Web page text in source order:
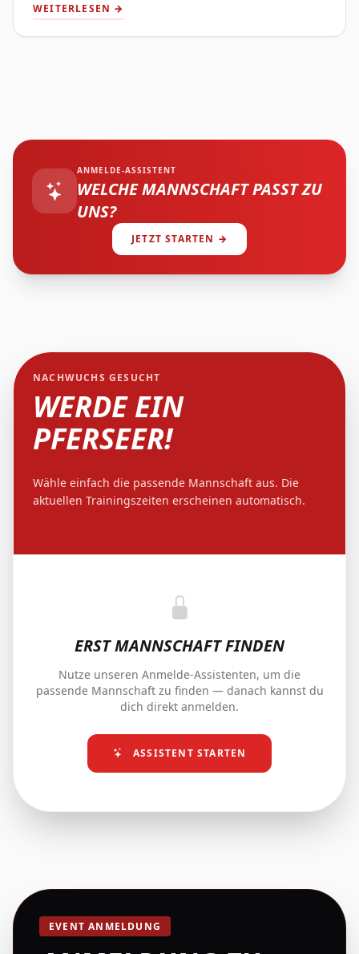
WEITERLESEN →
ANMELDE-ASSISTENT
WELCHE MANNSCHAFT PASST ZU
UNS?
JETZT STARTEN →
NACHWUCHS GESUCHT
WERDE EIN
PFERSEER!
Wähle einfach die passende Mannschaft aus. Die
aktuellen Trainingszeiten erscheinen automatisch.
ERST MANNSCHAFT FINDEN
Nutze unseren Anmelde-Assistenten, um die
passende Mannschaft zu finden — danach kannst du
dich direkt anmelden.
ASSISTENT STARTEN
EVENT ANMELDUNG